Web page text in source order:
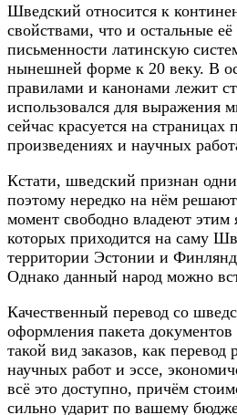
Шведский относится к
свойствами, что и остальные
письменности латинскую
нынешней форме к 20 веку. В
правилами и канонами лежит
использовался для выражения
сейчас красуется на
произведениях и научных
Кстати, шведский признан
поэтому нередко на нём
момент свободно владеют этим
которых приходится на саму
территории Эстонии и
Однако данный народ можно
Качественный перевод со
оформления пакета
такой вид заказов, как
научных работ и эссе,
всё это доступно, причём
сильно ударит по вашему